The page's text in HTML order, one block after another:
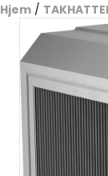
Hjem /